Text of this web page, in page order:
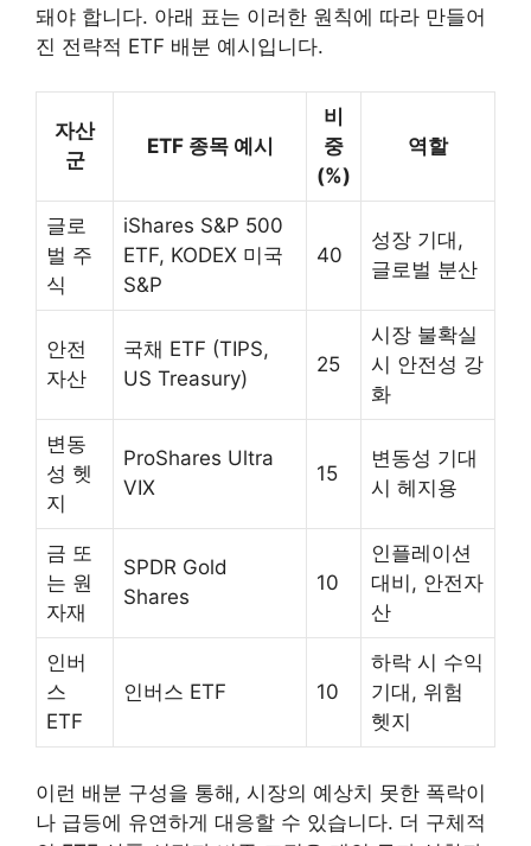
돼야 합니다. 아래 표는 이러한 원칙에 따라 만들어
진 전략적 ETF 배분 예시입니다.
자산
군
ETF 종목 예시
비
중
(%)
역할
글로
벌 주
식
iShares S&P 500
ETF, KODEX 미국
S&P
40
성장 기대,
글로벌 분산
안전
자산
국채 ETF (TIPS,
US Treasury)
25
시장 불확실
시 안전성 강
화
변동
성 헷
지
ProShares Ultra
VIX
15
변동성 기대
시 헤지용
금 또
는 원
자재
SPDR Gold
Shares
10
인플레이션
대비, 안전자
산
인버
스
ETF
인버스 ETF 10
하락 시 수익
기대, 위험
헷지
이런 배분 구성을 통해, 시장의 예상치 못한 폭락이
나 급등에 유연하게 대응할 수 있습니다. 더 구체적